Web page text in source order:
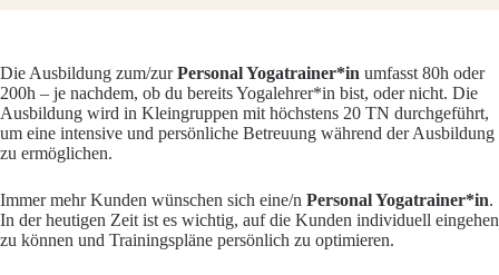
Die Ausbildung zum/zurPersonal Yogatrainer*in umfasst 80h oder
200h – je nachdem, ob du bereits Yogalehrer*in bist, oder nicht. Die
Ausbildung wird in Kleingruppen mit höchstens 20 TN durchgeführt,
um eine intensive und persönliche Betreuung während der Ausbildung
zu ermöglichen.
Immer mehr Kunden wünschen sich eine/n Personal Yogatrainer*in.
In der heutigen Zeit ist es wichtig, auf die Kunden individuell eingehen
zu können und Trainingspläne persönlich zu optimieren.